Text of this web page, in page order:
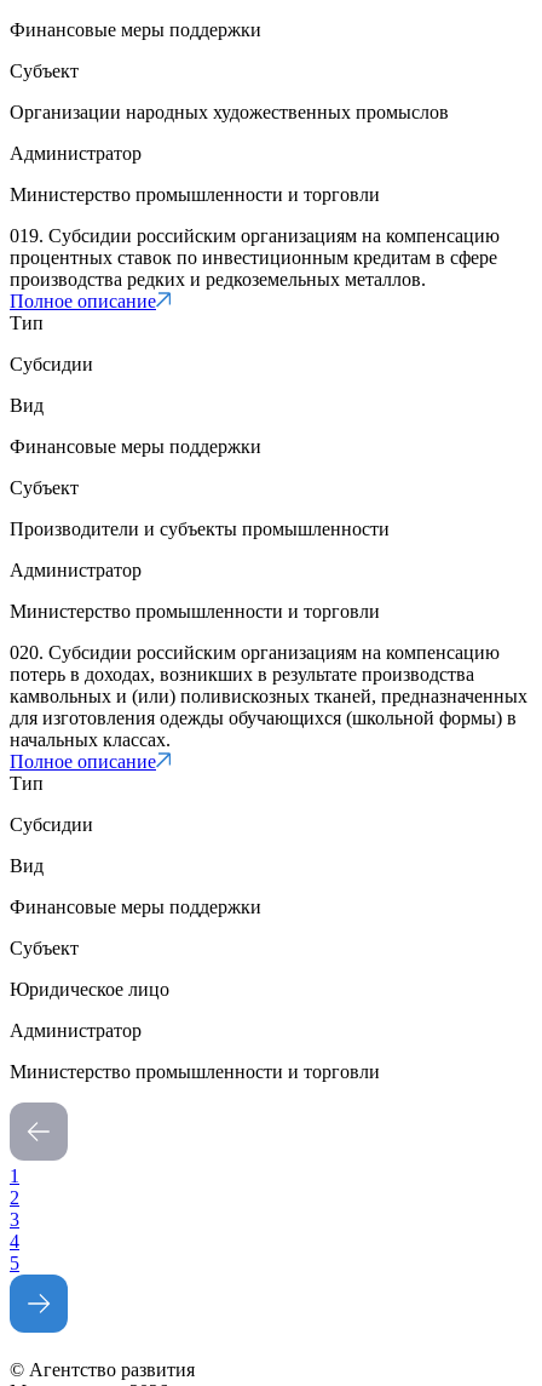
Финансовые меры поддержки
Субъект
Организации народных художественных промыслов
Администратор
Министерство промышленности и торговли
019. Субсидии российским организациям на компенсацию
процентных ставок по инвестиционным кредитам в сфере
производства редких и редкоземельных металлов.
Полное описание
Тип
Субсидии
Вид
Финансовые меры поддержки
Субъект
Производители и субъекты промышленности
Администратор
Министерство промышленности и торговли
020. Субсидии российским организациям на компенсацию
потерь в доходах, возникших в результате производства
камвольных и (или) поливискозных тканей, предназначенных
для изготовления одежды обучающихся (школьной формы) в
начальных классах.
Полное описание
Тип
Субсидии
Вид
Финансовые меры поддержки
Субъект
Юридическое лицо
Администратор
Министерство промышленности и торговли
1
2
3
4
5
© Агентство развития